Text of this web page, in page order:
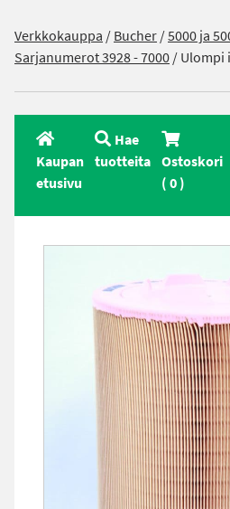
Verkkokauppa /Bucher/5000 ja
Sarjanumerot 3928 - 7000/ Ulompi
Kaupan
etusivu
Hae
tuotteita Ostoskori
(0)